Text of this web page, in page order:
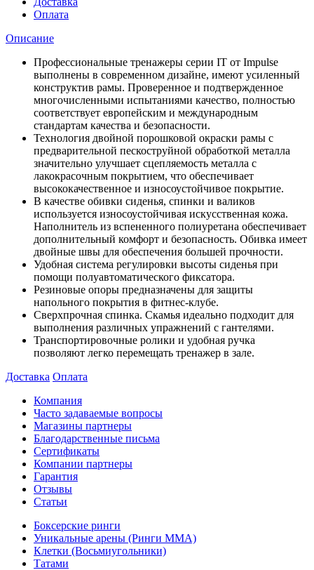
Оплата
Описание
Профессиональные тренажеры серии IT от Impulse
выполнены в современном дизайне, имеют усиленный
конструктив рамы. Проверенное и подтвержденное
многочисленными испытаниями качество, полностью
соответствует европейским и международным
стандартам качества и безопасности.
Технология двойной порошковой окраски рамы с
предварительной пескоструйной обработкой металла
значительно улучшает сцепляемость металла с
лакокрасочным покрытием, что обеспечивает
высококачественное и износоустойчивое покрытие.
В качестве обивки сиденья, спинки и валиков
используется износоустойчивая искусственная кожа.
Наполнитель из вспененного полиуретана обеспечивает
дополнительный комфорт и безопасность. Обивка имеет
двойные швы для обеспечения большей прочности.
Удобная система регулировки высоты сиденья при
помощи полуавтоматического фиксатора.
Резиновые опоры предназначены для защиты
напольного покрытия в фитнес-клубе.
Сверхпрочная спинка. Скамья идеально подходит для
выполнения различных упражнений с гантелями.
Транспортировочные ролики и удобная ручка
позволяют легко перемещать тренажер в зале.
Доставка Оплата
Компания
Часто задаваемые вопросы
Магазины партнеры
Благодарственные письма
Сертификаты
Компании партнеры
Гарантия
Отзывы
Статьи
Боксерские ринги
Уникальные арены (Ринги ММА)
Клетки (Восьмиугольники)
Татами